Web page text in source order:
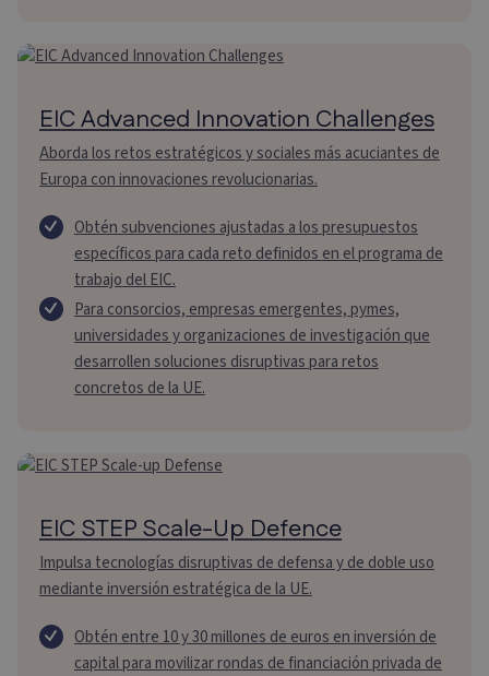
EIC Advanced Innovation Challenges
Aborda los retos estratégicos y sociales más acuciantes de
Europa con innovaciones revolucionarias.
Obtén subvenciones ajustadas a los presupuestos
específicos para cada reto definidos en el programa de
trabajo del EIC.
Para consorcios, empresas emergentes, pymes,
universidades y organizaciones de investigación que
desarrollen soluciones disruptivas para retos
concretos de la UE.
EIC STEP Scale-Up Defence
Impulsa tecnologías disruptivas de defensa y de doble uso
mediante inversión estratégica de la UE.
Obtén entre 10 y 30 millones de euros en inversión de
capital para movilizar rondas de financiación privada de